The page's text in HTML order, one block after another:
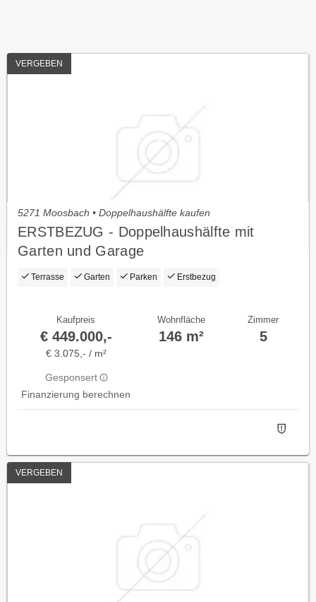
VERGEBEN
5271 Moosbach • Doppelhaushälfte kaufen
ERSTBEZUG - Doppelhaushälfte mit
Garten und Garage
Terrasse Garten Parken Erstbezug
Kaufpreis
€ 449.000,-
€ 3.075,- / m²
Gesponsert
Finanzierung berechnen
Wohnfläche
146 m²
Zimmer
5
VERGEBEN